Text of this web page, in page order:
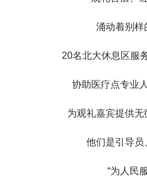
涌动着别样
20名北大休息区服
协助医疗点专业
为观礼嘉宾提供无
他们是引导员
“为人民